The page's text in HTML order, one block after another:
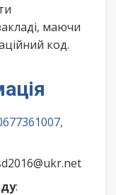
маючи
код.
: